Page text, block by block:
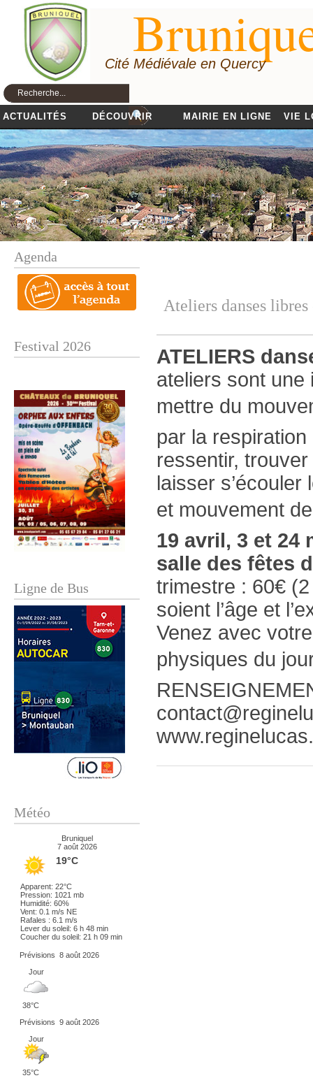
Cité Médiévale en Quercy
ACTUALITÉS DÉCOUVRIR MAIRIE EN LIGNE VIE
Agenda
Festival 2026
Ligne de Bus
Météo
Bruniquel
7 août 2026
19°C
Apparent: 22°C
Pression: 1021 mb
Humidité: 60%
Vent: 0.1 m/s NE
Rafales : 6.1 m/s
Lever du soleil: 6 h 48 min
Coucher du soleil: 21 h 09 min
Prévisions 8 août 2026
Jour
38°C
Prévisions 9 août 2026
Jour
35°C
Ateliers danses
ATELIERS
ateliers sont une
mettre du
par la
ressentir,
laisser
et mouvement
19 avril, 3 et 24
salle des fêtes
trimestre : 60€
soient l’âge et
Venez avec
physiques du